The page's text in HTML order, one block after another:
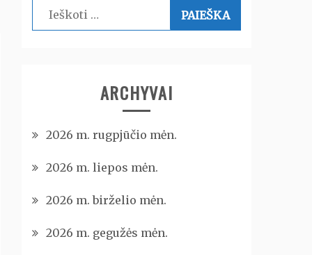
Ieškoti:
ARCHYVAI
2026 m. rugpjūčio mėn.
2026 m. liepos mėn.
2026 m. birželio mėn.
2026 m. gegužės mėn.